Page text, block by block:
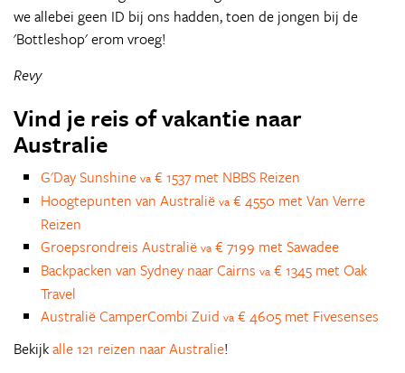
we allebei geen ID bij ons hadden, toen de jongen bij de
'Bottleshop' erom vroeg!
Revy
Vind je reis of vakantie naar
Australie
G'Day Sunshine va € 1537 met NBBS Reizen
Hoogtepunten van Australië va € 4550 met Van Verre
Reizen
Groepsrondreis Australië va € 7199 met Sawadee
Backpacken van Sydney naar Cairns va € 1345 met Oak
Travel
Australië CamperCombi Zuid va € 4605 met Fivesenses
Bekijkalle 121 reizen naar Australie!